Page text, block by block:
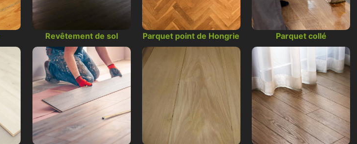
Revêtement de sol Parquet point de Hongrie Parquet collé